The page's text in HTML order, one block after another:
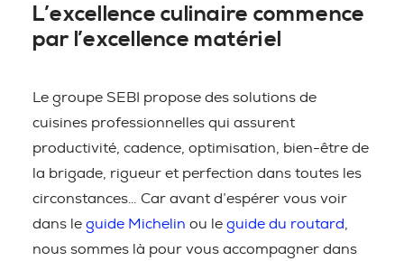
L’excellence culinaire commence
par l’excellence matériel
Le groupe SEBI propose des solutions de
cuisines professionnelles qui assurent
productivité, cadence, optimisation, bien-être de
la brigade, rigueur et perfection dans toutes les
circonstances… Car avant d’espérer vous voir
dans le guide Michelin ou le guide du routard
nous sommes là pour vous accompagner dans